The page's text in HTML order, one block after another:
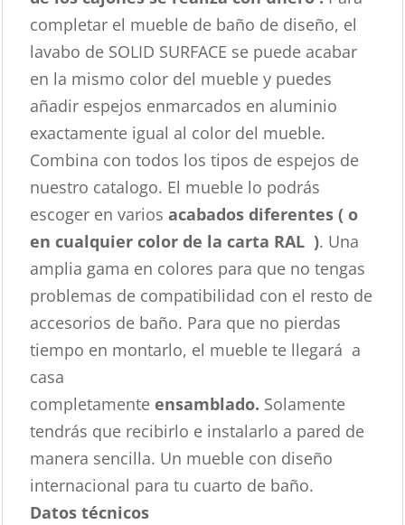
completar el mueble de baño de diseño, el
lavabo de SOLID SURFACE se puede acabar
en la mismo color del mueble y puedes
añadir espejos enmarcados en aluminio
exactamente igual al color del mueble.
Combina con todos los tipos de espejos de
nuestro catalogo. El mueble lo podrás
escoger en varios acabados diferentes ( o
en cualquier color de la carta RAL ). Una
amplia gama en colores para que no tengas
problemas de compatibilidad con el resto de
accesorios de baño. Para que no pierdas
tiempo en montarlo, el mueble te llegará a
casa
completamente ensamblado. Solamente
tendrás que recibirlo e instalarlo a pared de
manera sencilla. Un mueble con diseño
internacional para tu cuarto de baño.
Datos técnicos